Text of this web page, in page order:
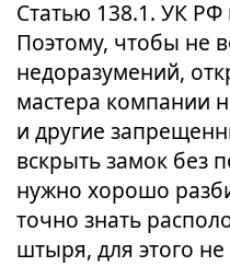
Статью 138.1. УК РФ
Поэтому, чтобы не
недоразумений,
мастера компании
и другие
вскрыть замок без
нужно хорошо
точно знать
штыря, для этого